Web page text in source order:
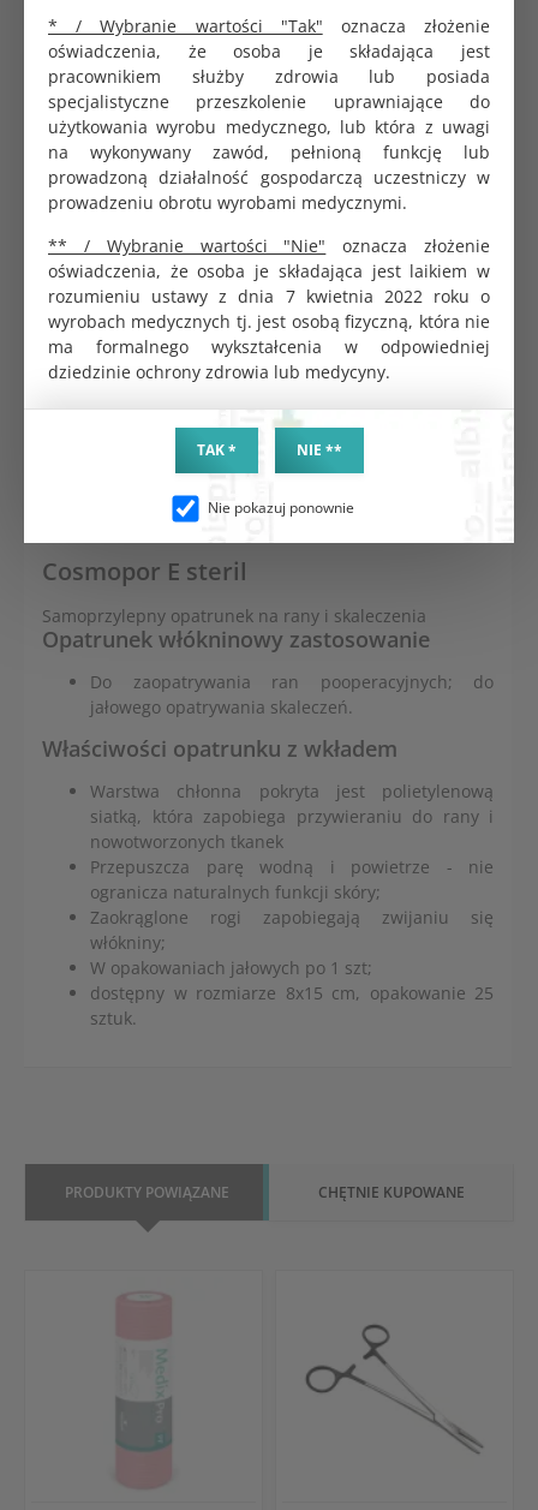
* / Wybranie wartości "Tak" oznacza złożenie
oświadczenia, że osoba je składająca jest
pracownikiem służby zdrowia lub posiada
specjalistyczne przeszkolenie uprawniające do
użytkowania wyrobu medycznego, lub która z uwagi
na wykonywany zawód, pełnioną funkcję lub
prowadzoną działalność gospodarczą uczestniczy w
prowadzeniu obrotu wyrobami medycznymi.
** / Wybranie wartości "Nie" oznacza złożenie
oświadczenia, że osoba je składająca jest laikiem w
rozumieniu ustawy z dnia 7 kwietnia 2022 roku o
wyrobach medycznych tj. jest osobą fizyczną, która nie
ma formalnego wykształcenia w odpowiedniej
dziedzinie ochrony zdrowia lub medycyny.
TAK * NIE **
Nie pokazuj ponownie
Parametry produktu
Wyrób Sterylny
Wymiary 8x15 cm
Opakowanie
jednostkowe
25 szt.
Odpowiedzialność za zgodność
Paul Hartmann Polska Sp. z o.o.,
Żeromskiego 17, 95-200 Pabianice, Polska
Cosmopor E steril
Samoprzylepny opatrunek na rany i skaleczenia
Opatrunek włókninowy zastosowanie
Do zaopatrywania ran pooperacyjnych; do
jałowego opatrywania skaleczeń.
Właściwości opatrunku z wkładem
Warstwa chłonna pokryta jest polietylenową
siatką, która zapobiega przywieraniu do rany i
nowotworzonych tkanek
Przepuszcza parę wodną i powietrze - nie
ogranicza naturalnych funkcji skóry;
Zaokrąglone rogi zapobiegają zwijaniu się
włókniny;
W opakowaniach jałowych po 1 szt;
dostępny w rozmiarze 8x15 cm, opakowanie 25
sztuk.
PRODUKTY POWIĄZANE CHĘTNIE KUPOWANE